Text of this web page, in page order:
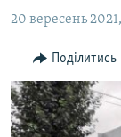
основної
навігації
Перейти
до
пошуку
БЛОГИ
ПОГЛЯД
ІНТЕРВ'Ю
ВСЕ ЗА ДЕНЬ
20 вересень
Поділитись